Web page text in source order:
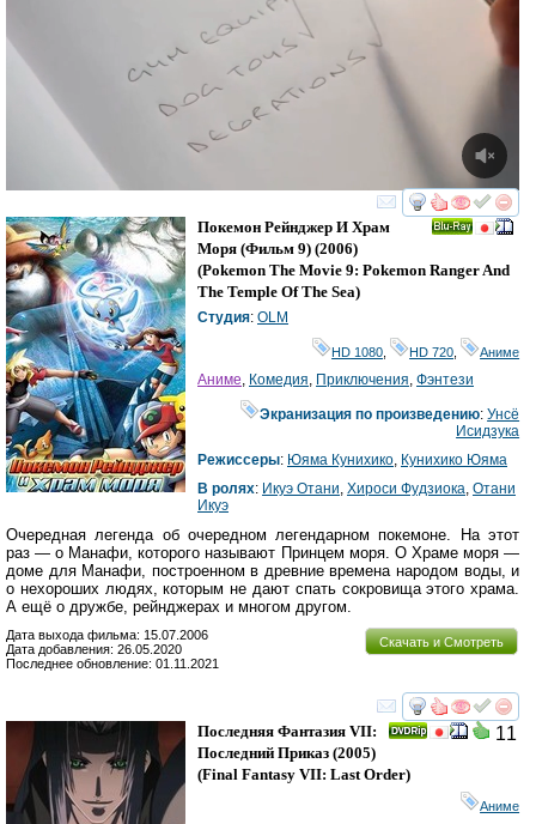
смотреть
Покемон Рейнджер И Храм
Моря (Фильм 9) (2006)
(Pokemon The Movie 9: Pokemon Ranger And
The Temple Of The Sea)
Студия: OLM
HD 1080 HD 720 Аниме
Аниме Комедия Приключения Фэнтези
Экранизация по произведению:Унсё
Исидзука
Режиссеры: Юяма Кунихико Кунихико Юяма
В ролях: Икуэ Отани Хироси Фудзиока Отани
Икуэ
Очередная легенда об очередном легендарном покемоне. На этот
раз — о Манафи, которого называют Принцем моря. О Храме моря —
доме для Манафи, построенном в древние времена народом воды, и
о нехороших людях, которым не дают спать сокровища этого храма.
А ещё о дружбе, рейнджерах и многом другом.
Скачать и Смотреть
Дата выхода фильма: 15.07.2006
Дата добавления: 26.05.2020
Последнее обновление: 01.11.2021
смотреть
11
Последняя Фантазия VII:
Последний Приказ (2005)
(Final Fantasy VII: Last Order)
Аниме